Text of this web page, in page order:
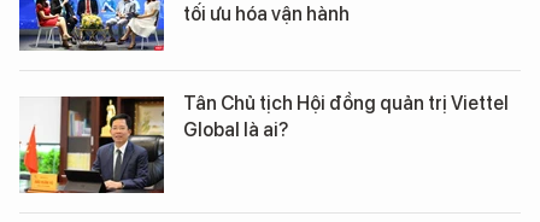
tối ưu hóa vận hành
Tân Chủ tịch Hội đồng quản trị Viettel
Global là ai?